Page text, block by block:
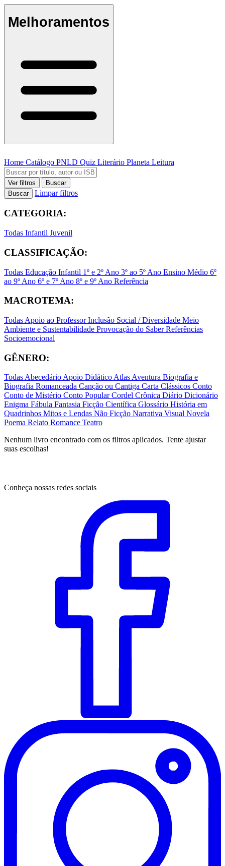
Melhoramentos
Home Catálogo PNLD Quiz Literário Planeta Leitura
Ver filtros
Buscar
Buscar
Limpar filtros
CATEGORIA:
Todas Infantil Juvenil
CLASSIFICAÇÃO:
Todas Educação Infantil 1º e 2º Ano 3º ao 5º Ano Ensino Médio 6º
ao 9º Ano 6º e 7º Ano 8º e 9º Ano Referência
MACROTEMA:
Todas Apoio ao ProfessorInclusão Social / Diversidade Meio
Ambiente e Sustentabilidade Provocação do SaberReferências
Socioemocional
GÊNERO:
TodasAbecedárioApoio DidáticoAtlasAventura Biografia e
Biografia Romanceada Canção ou Cantiga Carta Clássicos Conto
Conto de Mistério Conto PopularCordel Crônica Diário Dicionário
Enigma Fábula Fantasia Ficção Científica Glossário História em
Quadrinhos Mitos e Lendas Não Ficção Narrativa Visual Novela
Poema Relato Romance Teatro
Nenhum livro encontrado com os filtros aplicados. Tente ajustar
suas escolhas!
Conheça nossas redes sociais